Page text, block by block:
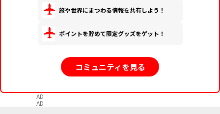
旅や世界にまつわる情報を共有しよう！
ポイントを貯めて限定グッズをゲット！
コミュニティを見る
AD
AD